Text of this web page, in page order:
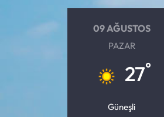
09 AĞUSTOS
PAZAR
27°
Güneşli
Oğuzlar Haberleri
Ortaköy Haberleri
Osmancık Haberleri